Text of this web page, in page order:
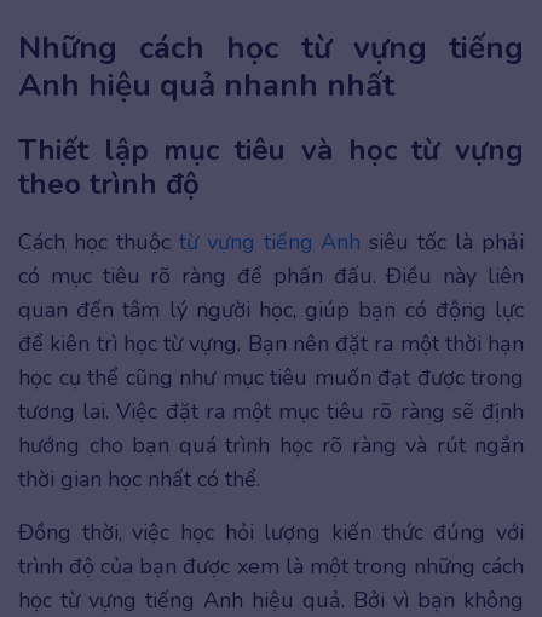
Những cách học từ vựng tiếng
Anh hiệu quả nhanh nhất
Thiết lập mục tiêu và học từ vựng
theo trình độ
Cách học thuộc từ vựng tiếng Anh siêu tốc là phải
có mục tiêu rõ ràng để phấn đấu. Điều này liên
quan đến tâm lý người học, giúp bạn có động lực
để kiên trì học từ vựng. Bạn nên đặt ra một thời hạn
học cụ thể cũng như mục tiêu muốn đạt được trong
tương lai. Việc đặt ra một mục tiêu rõ ràng sẽ định
hướng cho bạn quá trình học rõ ràng và rút ngắn
thời gian học nhất có thể.
Đồng thời, việc học hỏi lượng kiến thức đúng với
trình độ của bạn được xem là một trong những cách
học từ vựng tiếng Anh hiệu quả. Bởi vì bạn không